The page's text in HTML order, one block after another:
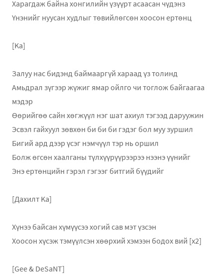
Харагдаж байна хонгилийн үзүүрт асаасан чүдэнз
Үнэнийг нуусан худлыг төвийлөгсөн хоосон ертөнц
[Ka]
Залуу нас бидэнд баймааргүй хараад үз толинд
Амьдрал зүгээр жүжиг ямар ойлго чи тоглож байгаагаа
мэдэр
Өөрийгөө сайн хөгжүүл нэг шат ахиул тэгээд даруужин
Эсвэл гайхуул зөвхөн би би би гэдэг бол муу зуршил
Бигий ард дээр үсэг нэмчүүл тэр нь оршил
Болж өгсөн хаалганы түлхүүрүүрээрээ нээнэ үүнийг
Энэ ертөнцийн гэрэл гэгээг битгий бүүдийг
[Дахилт Ka]
Хүнээ байсан хүмүүсээ хогий сав мэт үзсэн
Хоосон хүсэж тэмүүлсэн хөөрхий хэмээн бодох вий [x2]
[Gee & DeSaNT]